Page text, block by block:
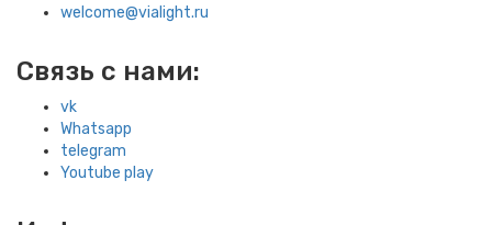
welcome@vialight.ru
Связь с нами:
vk
Whatsapp
telegram
Youtube play